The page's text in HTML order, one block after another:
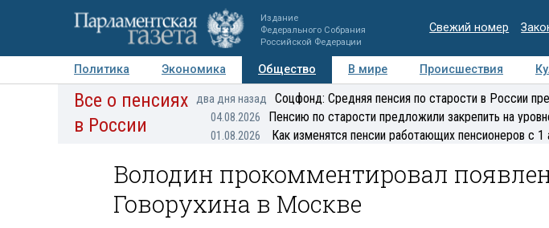
Издание
Федерального Собрания
Российской Федерации
Свежий номер
Политика Экономика Общество В мире Происшествия
Авторы Персоны Мнения Регионы Медиацентр Интервью
Все о пенсиях
в России
два дня назад Соцфонд: Средняя пенсия по старости в России
04.08.2026 Пенсию по старости предложили закрепить на
01.08.2026 Как изменятся пенсии работающих пенсионеров с 1
Володин прокомментировал
Говорухина в Москве